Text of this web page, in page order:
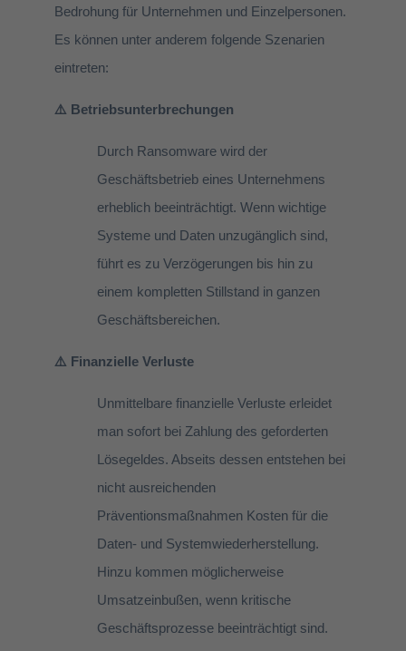
Bedrohung für Unternehmen und Einzelpersonen.
Es können unter anderem folgende Szenarien
eintreten:
⚠️ Betriebsunterbrechungen
Durch Ransomware wird der
Geschäftsbetrieb eines Unternehmens
erheblich beeinträchtigt. Wenn wichtige
Systeme und Daten unzugänglich sind,
führt es zu Verzögerungen bis hin zu
einem kompletten Stillstand in ganzen
Geschäftsbereichen.
⚠️ Finanzielle Verluste
Unmittelbare finanzielle Verluste erleidet
man sofort bei Zahlung des geforderten
Lösegeldes. Abseits dessen entstehen bei
nicht ausreichenden
Präventionsmaßnahmen Kosten für die
Daten- und Systemwiederherstellung.
Hinzu kommen möglicherweise
Umsatzeinbußen, wenn kritische
Geschäftsprozesse beeinträchtigt sind.